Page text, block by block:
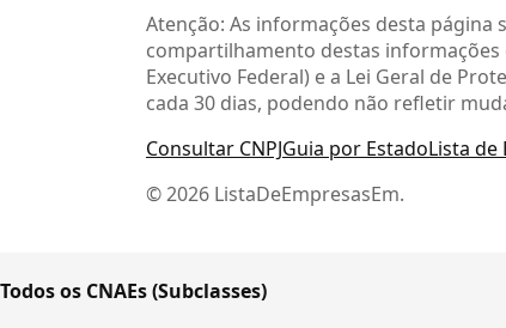
Atenção: As informações desta página
compartilhamento destas informações
Executivo Federal) e a Lei Geral de
cada 30 dias, podendo não refletir
Consultar CNPJGuia por EstadoLista de
© 2026 ListaDeEmpresasEm.
Todos os CNAEs (Subclasses)